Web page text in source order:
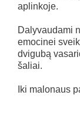
aplinkoje.
Dalyvaudami
emocinei
dvigubą
šaliai.
Iki malonaus